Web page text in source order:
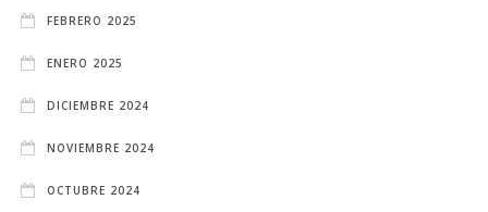
FEBRERO 2025
ENERO 2025
DICIEMBRE 2024
NOVIEMBRE 2024
OCTUBRE 2024